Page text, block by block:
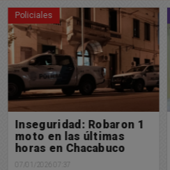
Policiales
Inseguridad: Robaron 1
moto en las últimas
horas en Chacabuco
07/01/2026 07:37